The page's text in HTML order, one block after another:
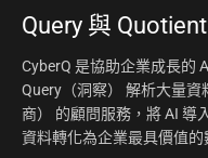
Query 與 Quotient
CyberQ 是協助企業成長的
Query（洞察） 解析大量
商） 的顧問服務，將 AI 導
資料轉化為企業最具價值的